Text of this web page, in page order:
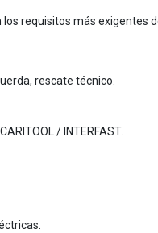
requisitos más exigentes
rescate técnico.
/ INTERFAST.